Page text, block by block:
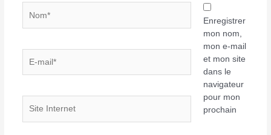
mail*
Internet
Enregistrer
mon nom,
mon e-mail
et mon site
dans le
navigateur
pour mon
prochain